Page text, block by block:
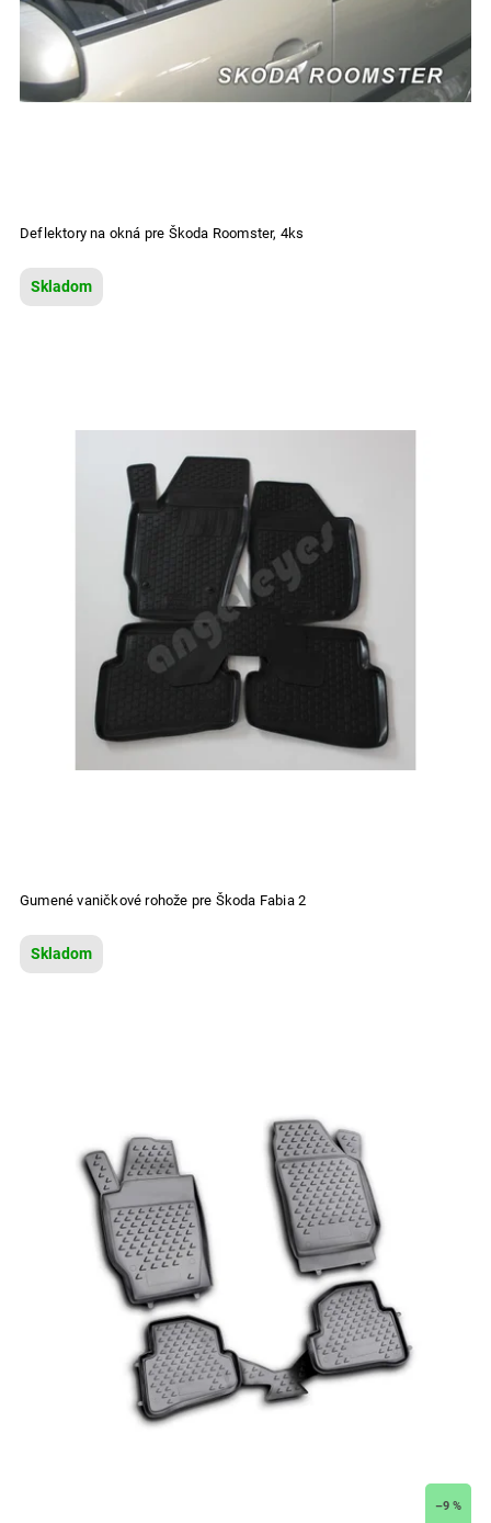
Deflektory na okná pre Škoda Roomster, 4ks
Skladom
Gumené vaničkové rohože pre Škoda Fabia 2
Skladom
–9 %